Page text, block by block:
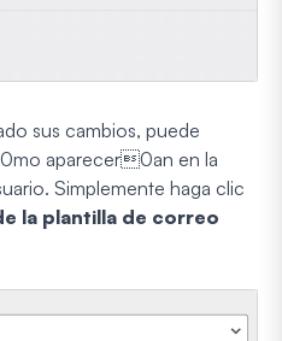
sus cambios, puede
aparecer0an en la
Simplemente haga clic
la plantilla de correo